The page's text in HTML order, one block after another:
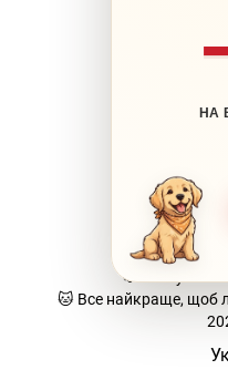
НА
063 217-20-
Повна
🐶 Ваш
🐱 Все найкраще, щоб